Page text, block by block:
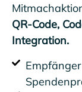
QR-Code,
Integration.
Empfänger